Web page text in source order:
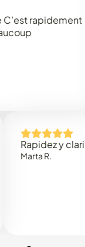
y claridad